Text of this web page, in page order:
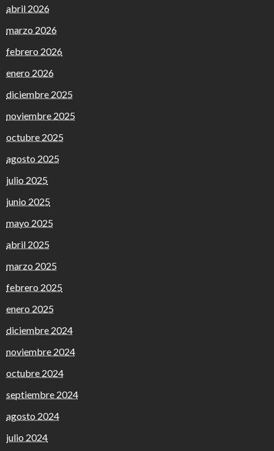
abril 2026
marzo 2026
febrero 2026
enero 2026
diciembre 2025
noviembre 2025
octubre 2025
agosto 2025
julio 2025
junio 2025
mayo 2025
abril 2025
marzo 2025
febrero 2025
enero 2025
diciembre 2024
noviembre 2024
octubre 2024
septiembre 2024
agosto 2024
julio 2024